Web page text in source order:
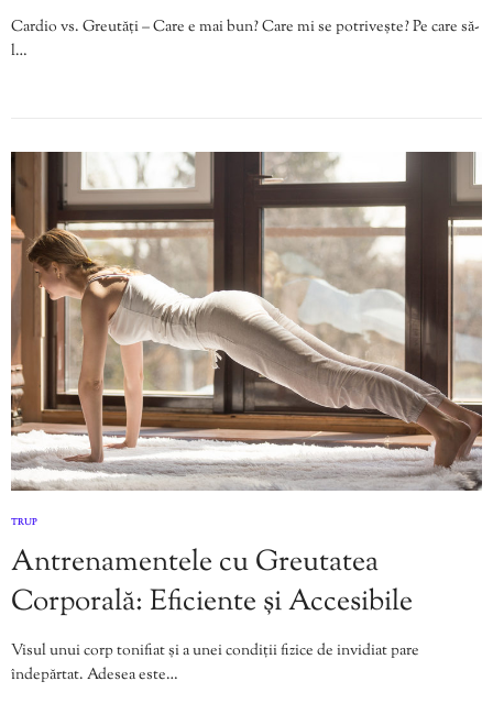
Cardio vs. Greutăți – Care e mai bun? Care mi se potrivește? Pe care să-
l…
TRUP
Antrenamentele cu Greutatea
Corporală: Eficiente și Accesibile
Visul unui corp tonifiat și a unei condiții fizice de invidiat pare
îndepărtat. Adesea este…